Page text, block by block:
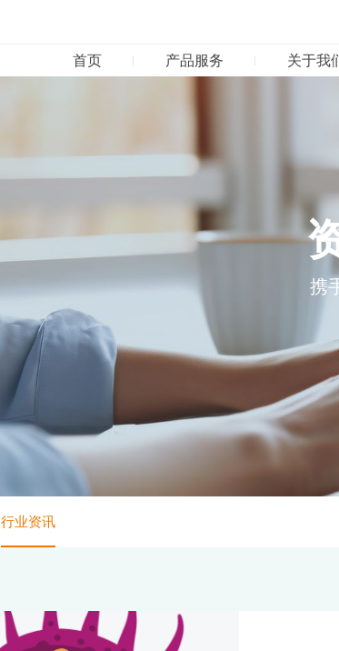
首页 产品服务 关于我
首页 产品服务
携
行业资讯